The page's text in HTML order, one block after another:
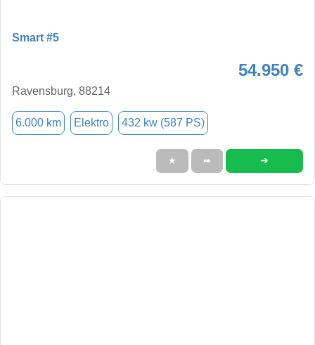
Smart #5
54.950 €
Ravensburg, 88214
6.000 km Elektro 432 kw (587 PS)
★ ➦ ➜